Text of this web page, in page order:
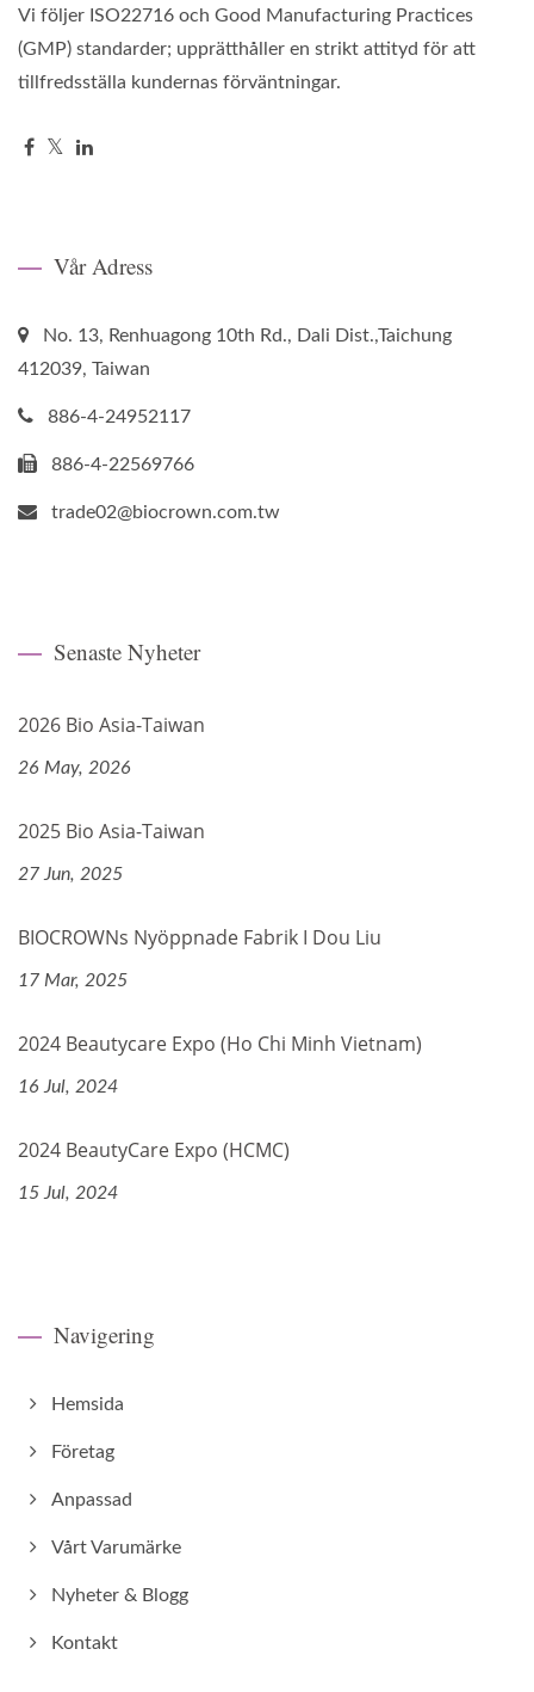
Vi följer ISO22716 och Good Manufacturing Practices
(GMP) standarder; upprätthåller en strikt attityd för att
tillfredsställa kundernas förväntningar.
Vår Adress
No. 13, Renhuagong 10th Rd., Dali Dist.,Taichung
412039, Taiwan
886-4-24952117
886-4-22569766
trade02@biocrown.com.tw
Senaste Nyheter
2026 Bio Asia-Taiwan
26 May, 2026
2025 Bio Asia-Taiwan
27 Jun, 2025
BIOCROWNs Nyöppnade Fabrik I Dou Liu
17 Mar, 2025
2024 Beautycare Expo (Ho Chi Minh Vietnam)
16 Jul, 2024
2024 BeautyCare Expo (HCMC)
15 Jul, 2024
Navigering
Hemsida
Företag
Anpassad
Vårt Varumärke
Nyheter & Blogg
Kontakt